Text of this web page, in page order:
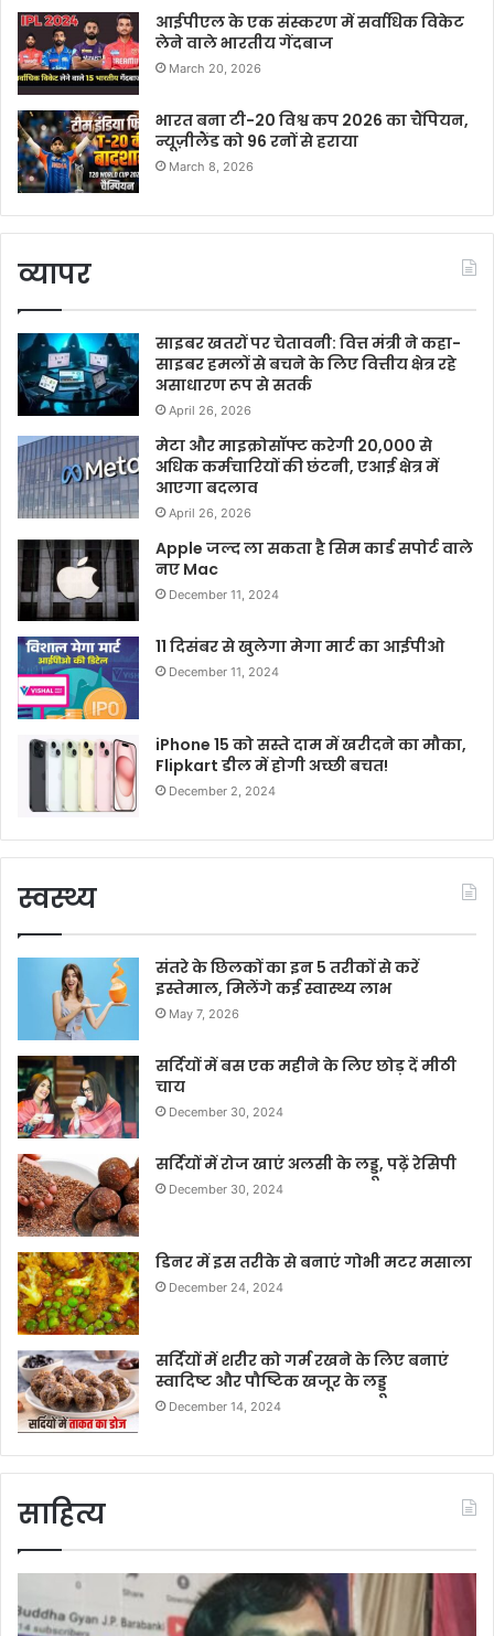
आईपीएल के एक संस्करण में सर्वाधिक विकेट
लेने वाले भारतीय गेंदबाज
March 20, 2026
भारत बना टी-20 विश्व कप 2026 का चैंपियन,
न्यूज़ीलैंड को 96 रनों से हराया
March 8, 2026
व्यापर
साइबर खतरों पर चेतावनी: वित्त मंत्री ने कहा-
साइबर हमलों से बचने के लिए वित्तीय क्षेत्र रहे
असाधारण रूप से सतर्क
April 26, 2026
मेटा और माइक्रोसॉफ्ट करेगी 20,000 से
अधिक कर्मचारियों की छंटनी, एआई क्षेत्र में
आएगा बदलाव
April 26, 2026
Apple जल्द ला सकता है सिम कार्ड सपोर्ट वाले
नए Mac
December 11, 2024
11 दिसंबर से खुलेगा मेगा मार्ट का आईपीओ
December 11, 2024
iPhone 15 को सस्ते दाम में खरीदने का मौका,
Flipkart डील में होगी अच्छी बचत!
December 2, 2024
स्वस्थ्य
संतरे के छिलकों का इन 5 तरीकों से करें
इस्तेमाल, मिलेंगे कई स्वास्थ्य लाभ
May 7, 2026
सर्दियों में बस एक महीने के लिए छोड़ दें मीठी
चाय
December 30, 2024
सर्दियों में रोज खाएं अलसी के लड्डू, पढ़ें रेसिपी
December 30, 2024
डिनर में इस तरीके से बनाएं गोभी मटर मसाला
December 24, 2024
सर्दियों में शरीर को गर्म रखने के लिए बनाएं
स्वादिष्ट और पौष्टिक खजूर के लड्डू
December 14, 2024
साहित्य